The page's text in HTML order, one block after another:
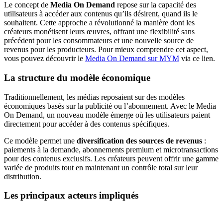
Le concept de Media On Demand repose sur la capacité des
utilisateurs à accéder aux contenus qu’ils désirent, quand ils le
souhaitent. Cette approche a révolutionné la manière dont les
créateurs monétisent leurs œuvres, offrant une flexibilité sans
précédent pour les consommateurs et une nouvelle source de
revenus pour les producteurs. Pour mieux comprendre cet aspect,
vous pouvez découvrir le Media On Demand sur MYM via ce lien.
La structure du modèle économique
Traditionnellement, les médias reposaient sur des modèles
économiques basés sur la publicité ou l’abonnement. Avec le Media
On Demand, un nouveau modèle émerge où les utilisateurs paient
directement pour accéder à des contenus spécifiques.
Ce modèle permet une diversification des sources de revenus :
paiements à la demande, abonnements premium et microtransactions
pour des contenus exclusifs. Les créateurs peuvent offrir une gamme
variée de produits tout en maintenant un contrôle total sur leur
distribution.
Les principaux acteurs impliqués